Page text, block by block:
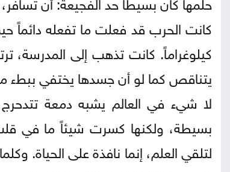
كانت الحرب قد فعلت ما تفعله دائماً
كيلوغراماً. كانت تذهب إلى المدرسة،
يتناقص كما لو أن جسدها يختفي ببطء
لا شيء في العالم يشبه دمعة
بسيطة، ولكنها كسرت شيئاً ما في
لتلقي العلم، إنما نافذة على الحياة.